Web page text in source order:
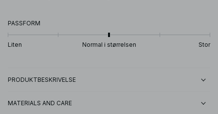
PASSFORM
Liten Normal i størrelsen Stor
PRODUKTBESKRIVELSE
MATERIALS AND CARE